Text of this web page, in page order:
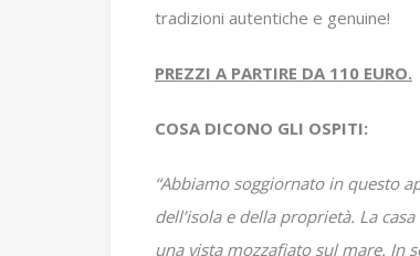
tradizioni autentiche e genuine!
PREZZI A PARTIRE DA 110 EURO.
COSA DICONO GLI OSPITI:
“Abbiamo soggiornato in questo
dell’isola e della proprietà. La
una vista mozzafiato sul mare. In